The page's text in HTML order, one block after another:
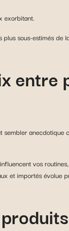
exorbitant.
plus sous-estimés de
anecdotique
vos
et importés évolue